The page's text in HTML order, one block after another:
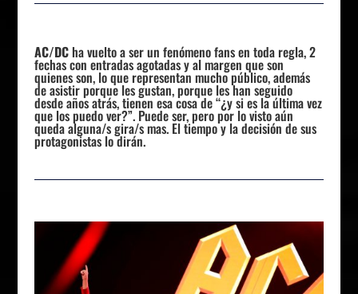
AC/DCha vuelto a ser un fenómeno fans en toda regla, 2
fechas con entradas agotadas y al margen que son
quienes son, lo que representan mucho público, además
de asistir porque les gustan, porque les han seguido
desde años atrás, tienen esa cosa de “¿y si es la última vez
que los puedo ver?”. Puede ser, pero por lo visto aún
queda alguna/s gira/s mas. El tiempo y la decisión de sus
protagonistas lo dirán.